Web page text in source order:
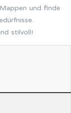
und finde
stilvoll!